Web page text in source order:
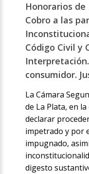
Honorarios de
Cobro a las
Código Civil y
consumidor.
La Cámara
de La Plata, en
declarar
impetrado y por
impugnado,
digesto